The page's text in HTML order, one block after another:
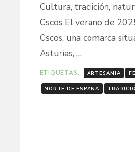
Cultura, tradición,
Oscos El verano de
Oscos, una comarca
Asturias, …
ETIQUETAS: ARTESANIA
NORTE DE ESPAÑA